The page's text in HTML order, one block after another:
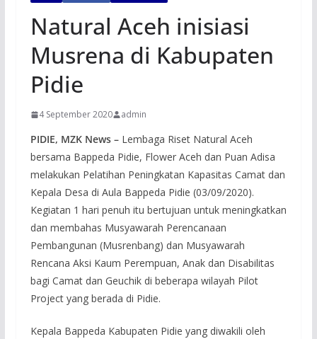
Natural Aceh inisiasi
Musrena di Kabupaten
Pidie
4 September 2020 admin
PIDIE, MZK News –Lembaga Riset Natural Aceh
bersama Bappeda Pidie, Flower Aceh dan Puan Adisa
melakukan Pelatihan Peningkatan Kapasitas Camat dan
Kepala Desa di Aula Bappeda Pidie (03/09/2020).
Kegiatan 1 hari penuh itu bertujuan untuk meningkatkan
dan membahas Musyawarah Perencanaan
Pembangunan (Musrenbang) dan Musyawarah
Rencana Aksi Kaum Perempuan, Anak dan Disabilitas
bagi Camat dan Geuchik di beberapa wilayah Pilot
Project yang berada di Pidie.
Kepala Bappeda Kabupaten Pidie yang diwakili oleh